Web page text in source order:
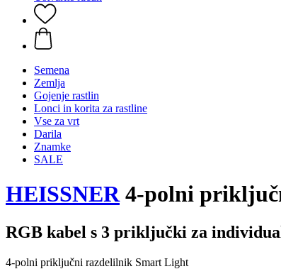
Semena
Zemlja
Gojenje rastlin
Lonci in korita za rastline
Vse za vrt
Darila
Znamke
SALE
HEISSNER4-polni
RGB kabel s 3 priključki za
4-polni priključni razdelilnik Smart Light